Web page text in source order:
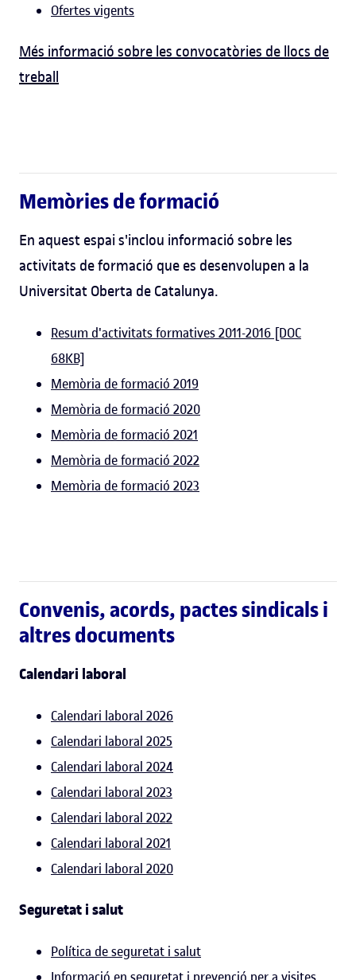
Ofertes vigents
Més informació sobre les convocatòries de llocs de
treball
Memòries de formació
En aquest espai s'inclou informació sobre les
activitats de formació que es desenvolupen a la
Universitat Oberta de Catalunya.
Resum d'activitats formatives 2011-2016 [DOC
68KB]
Memòria de formació 2019
Memòria de formació 2020
Memòria de formació 2021
Memòria de formació 2022
Memòria de formació 2023
Convenis, acords, pactes sindicals i
altres documents
Calendari laboral
Calendari laboral 2026
Calendari laboral 2025
Calendari laboral 2024
Calendari laboral 2023
Calendari laboral 2022
Calendari laboral 2021
Calendari laboral 2020
Seguretat i salut
Política de seguretat i salut
Informació en seguretat i prevenció per a visites